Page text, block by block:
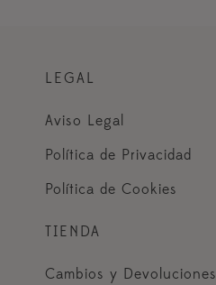
LEGAL
Aviso Legal
Política de Privacidad
Política de Cookies
TIENDA
Cambios y Devoluciones